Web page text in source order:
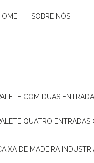
HOME SOBRE NÓS
PALETE COM DUAS
PALETE QUATRO
CAIXA DE MADEIRA